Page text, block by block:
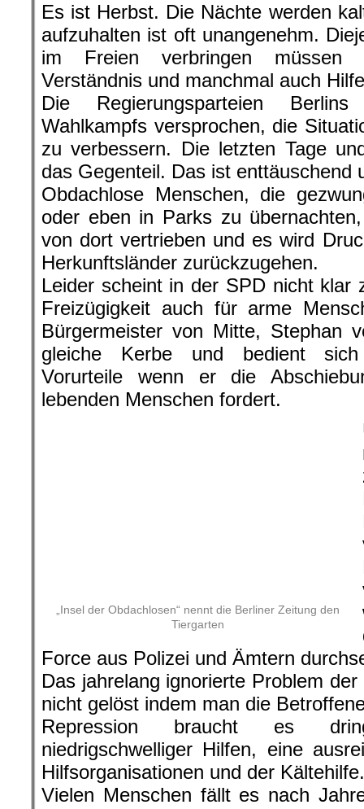
Es ist Herbst. Die Nächte werden
aufzuhalten ist oft unangenehm.
im Freien verbringen müssen
Verständnis und manchmal auch
Die Regierungsparteien
Wahlkampfs versprochen, die
zu verbessern. Die letzten Tage
das Gegenteil. Das ist enttäuschend
Obdachlose Menschen, die
oder eben in Parks zu
von dort vertrieben und es wird
Herkunftsländer zurückzugehen.
Leider scheint in der SPD nicht klar
Freizügigkeit auch für arme
Bürgermeister von Mitte, Stephan
gleiche Kerbe und bedient sich
Vorurteile wenn er die
lebenden Menschen fordert.
vorzugehen. Der Senat will
Das jahrelang ignorierte Problem
nicht gelöst indem man die
Repression braucht es
niedrigschwelliger Hilfen, eine
Hilfsorganisationen und der Kältehilfe.
Vielen Menschen fällt es nach
sich in die strengen
Wiedereingliederungsprogramme zu
offene Angebote, in denen sich
mit Unterstützung ein eigenes Leben